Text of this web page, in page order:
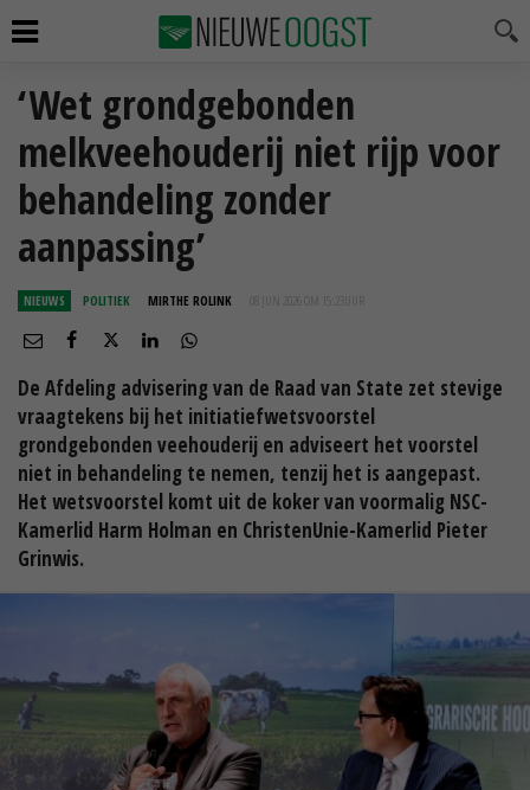
‘Wet grondgebonden
melkveehouderij niet rijp voor
behandeling zonder
aanpassing’
NIEUWS POLITIEK MIRTHE ROLINK 08 JUN 2026 OM 15:23
De Afdeling advisering van de Raad van State zet stevige
vraagtekens bij het initiatiefwetsvoorstel
grondgebonden veehouderij en adviseert het voorstel
niet in behandeling te nemen, tenzij het is aangepast.
Het wetsvoorstel komt uit de koker van voormalig NSC-
Kamerlid Harm Holman en ChristenUnie-Kamerlid Pieter
Grinwis.